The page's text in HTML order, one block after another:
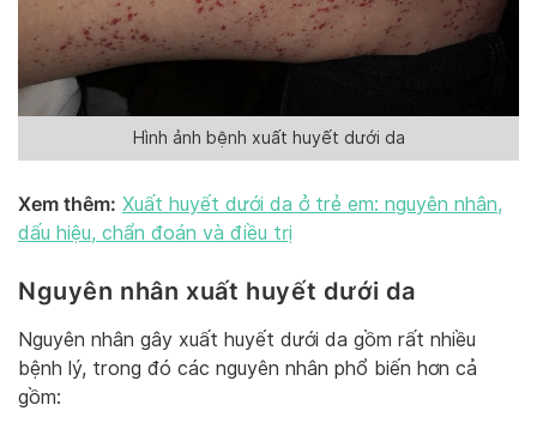
Hình ảnh bệnh xuất huyết dưới da
Xem thêm: Xuất huyết dưới da ở trẻ em: nguyên nhân,
dấu hiệu, chẩn đoán và điều trị
Nguyên nhân xuất huyết dưới da
Nguyên nhân gây xuất huyết dưới da gồm rất nhiều
bệnh lý, trong đó các nguyên nhân phổ biến hơn cả
gồm: